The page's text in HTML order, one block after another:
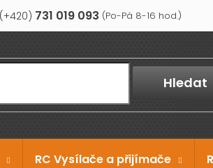
731 019 093
Hledat
RC Vysílače a přijímače